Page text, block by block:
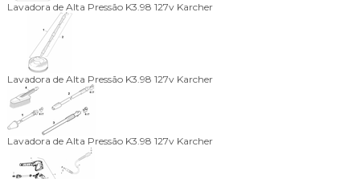
Lavadora de Alta Pressão K3.98 127v Karcher
Lavadora de Alta Pressão K3.98 127v Karcher
Lavadora de Alta Pressão K3.98 127v Karcher